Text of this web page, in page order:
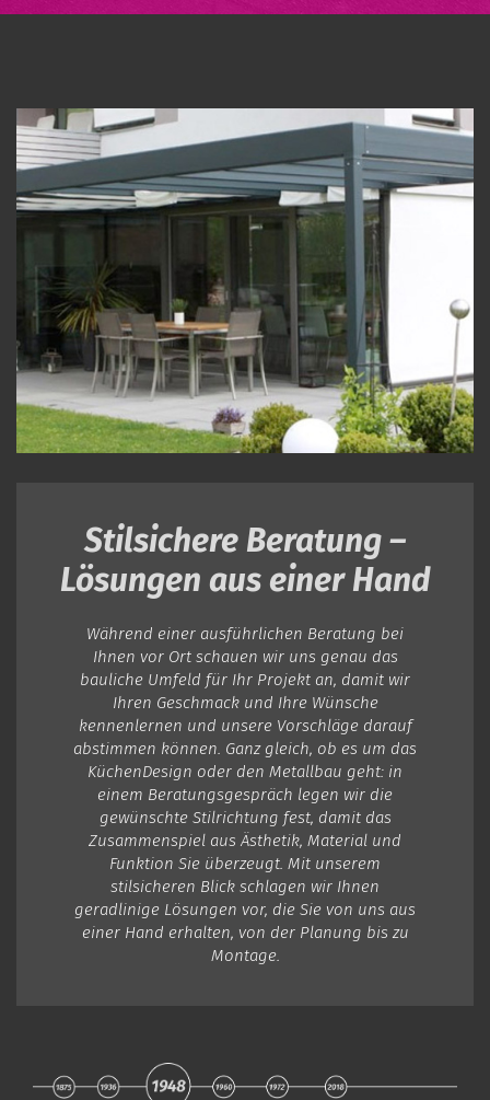
Stilsichere Beratung –
Lösungen aus einer Hand
Während einer ausführlichen Beratung bei
Ihnen vor Ort schauen wir uns genau das
bauliche Umfeld für Ihr Projekt an, damit wir
Ihren Geschmack und Ihre Wünsche
kennenlernen und unsere Vorschläge darauf
abstimmen können. Ganz gleich, ob es um das
KüchenDesign oder den Metallbau geht: in
einem Beratungsgespräch legen wir die
gewünschte Stilrichtung fest, damit das
Zusammenspiel aus Ästhetik, Material und
Funktion Sie überzeugt. Mit unserem
stilsicheren Blick schlagen wir Ihnen
geradlinige Lösungen vor, die Sie von uns aus
einer Hand erhalten, von der Planung bis zu
Montage.